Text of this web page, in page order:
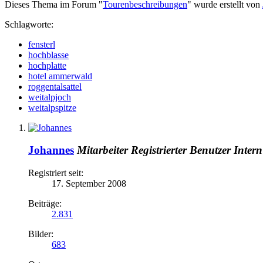
Dieses Thema im Forum "Tourenbeschreibungen" wurde erstellt von
Schlagworte:
fensterl
hochblasse
hochplatte
hotel ammerwald
roggentalsattel
weitalpjoch
weitalpspitze
Johannes Mitarbeiter Registrierter Benutzer Intern
Registriert seit:
17. September 2008
Beiträge:
2.831
Bilder:
683